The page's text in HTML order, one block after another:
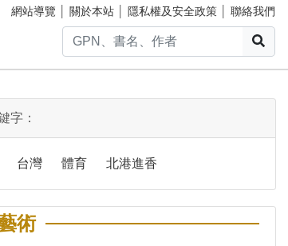
網站導覽 關於本站 隱私權及安全政策 聯絡我們
字：
台灣 體育 北港進香
術